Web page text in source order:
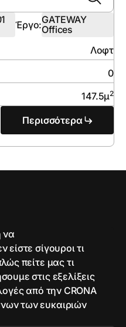
Έργο:GATEWAY
Offices
Λοφτ
0
147.5μ2
Περισσότερα
να
σίγουροι τι
πείτε μας τι
στις εξελίξεις
από την CRONA
των ευκαιριών